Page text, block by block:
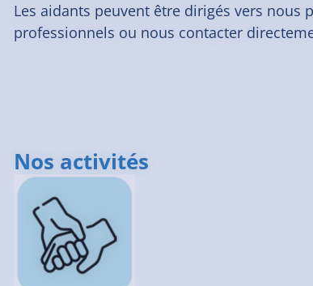
Les aidants peuvent être dirigés vers nous
professionnels ou nous contacter
Nos activités